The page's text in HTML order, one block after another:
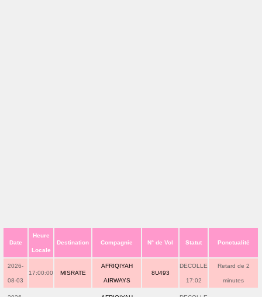
Date
Heure
Locale
Destination Compagnie N° de Vol Statut Ponctualité
2026-
08-03
17:00:00 MISRATE
AFRIQIYAH
AIRWAYS
8U493
DECOLLE
17:02
Retard de 2
minutes